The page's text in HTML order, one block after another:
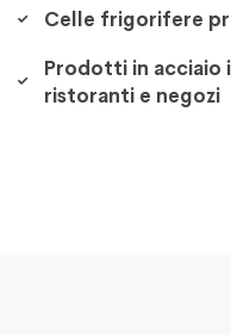
Celle frigorifere
Prodotti in acciaio
ristoranti e negozi